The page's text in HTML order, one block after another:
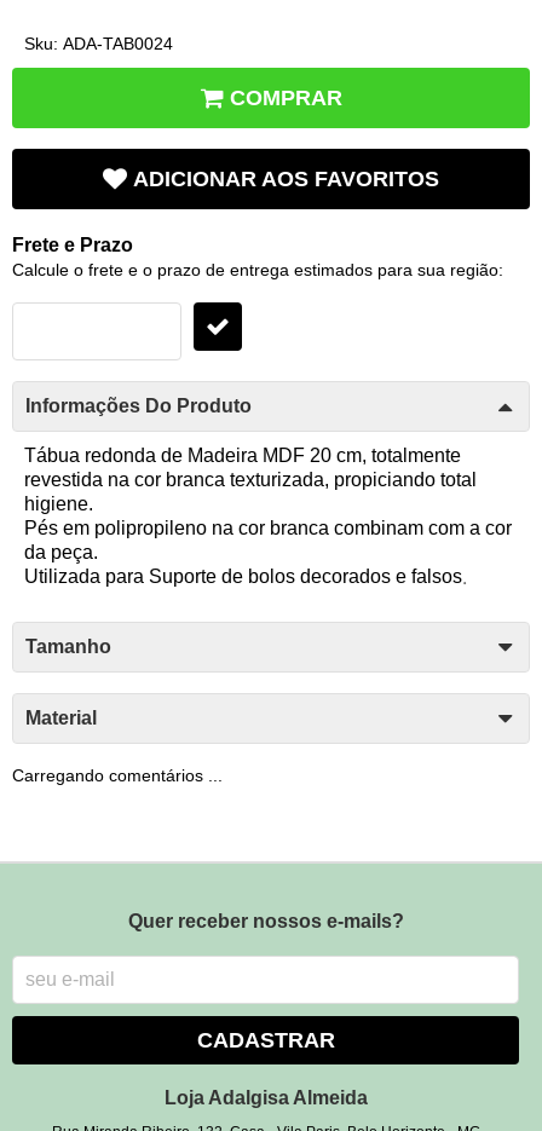
Sku: ADA-TAB0024
COMPRAR
ADICIONAR AOS FAVORITOS
Frete e Prazo
Calcule o frete e o prazo de entrega estimados para sua região:
Informações Do Produto
Tábua redonda de Madeira MDF 20 cm, totalmente
revestida na cor branca texturizada, propiciando total
higiene.
Pés em polipropileno na cor branca combinam com a cor
da peça.
Utilizada para Suporte de bolos decorados e falsos.
Tamanho
Material
Carregando comentários ...
Quer receber nossos e-mails?
CADASTRAR
Loja Adalgisa Almeida